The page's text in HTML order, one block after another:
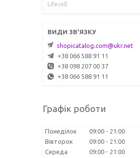
Lifecell
shopicatalog.com@ukr.net
+38 066 588 91 11
+38 098 207 00 37
+38 066 588 91 11
Графік роботи
Понеділок 09:00
21:00
Вівторок
09:00
21:00
Середа
09:00
21:00